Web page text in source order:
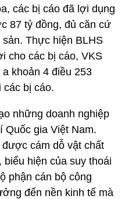
các bị cáo đã lợi dụng
87 tỷ đồng, đủ căn cứ
Thực hiện BLHS
cho các bị cáo, VKS
khoản 4 điều 253
các bị cáo.
những doanh nghiệp
Quốc gia Việt Nam.
cám dỗ vật chất
biểu hiện của suy thoái
phận cán bộ công
đến nền kinh tế mà